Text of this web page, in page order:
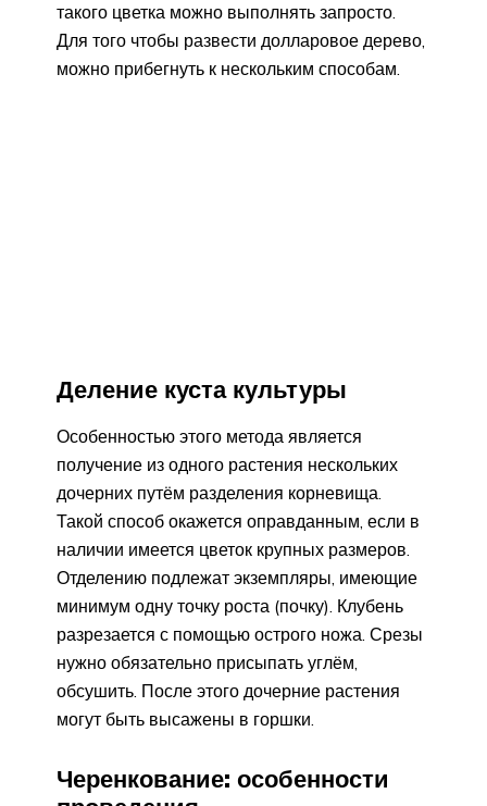
такого цветка можно выполнять запросто.
Для того чтобы развести долларовое дерево,
можно прибегнуть к нескольким способам.
Деление куста культуры
Особенностью этого метода является
получение из одного растения нескольких
дочерних путём разделения корневища.
Такой способ окажется оправданным, если в
наличии имеется цветок крупных размеров.
Отделению подлежат экземпляры, имеющие
минимум одну точку роста (почку). Клубень
разрезается с помощью острого ножа. Срезы
нужно обязательно присыпать углём,
обсушить. После этого дочерние растения
могут быть высажены в горшки.
Черенкование: особенности